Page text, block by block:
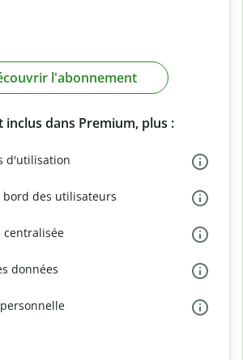
l'abonnement
inclus dans Premium, plus :
d'utilisation
bord des utilisateurs
centralisée
données